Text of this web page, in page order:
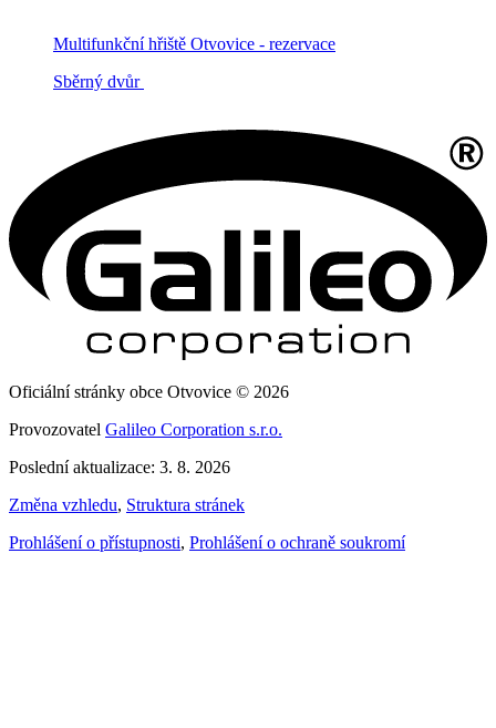
Multifunkční hřiště Otvovice - rezervace
Sběrný dvůr
Oficiální stránky obce Otvovice © 2026
Provozovatel Galileo Corporation s.r.o.
Poslední aktualizace: 3. 8. 2026
Změna vzhledu, Struktura stránek
Prohlášení o přístupnosti, Prohlášení o ochraně soukromí